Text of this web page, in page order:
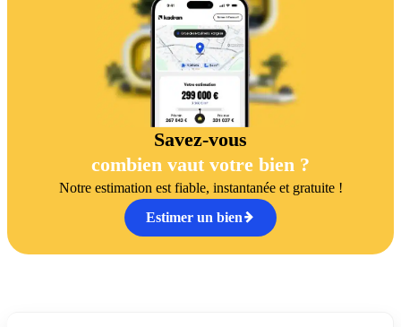
Savez-vous
combien vaut votre bien ?
Notre estimation est fiable, instantanée et gratuite !
Estimer un bien